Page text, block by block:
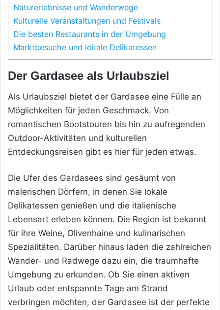
Naturerlebnisse und Wanderwege
Kulturelle Veranstaltungen und Festivals
Die besten Restaurants in der Umgebung
Marktbesuche und lokale Delikatessen
Der Gardasee als Urlaubsziel
Als Urlaubsziel bietet der Gardasee eine Fülle an
Möglichkeiten für jeden Geschmack. Von
romantischen Bootstouren bis hin zu aufregenden
Outdoor-Aktivitäten und kulturellen
Entdeckungsreisen gibt es hier für jeden etwas.
Die Ufer des Gardasees sind gesäumt von
malerischen Dörfern, in denen Sie lokale
Delikatessen genießen und die italienische
Lebensart erleben können. Die Region ist bekannt
für ihre Weine, Olivenhaine und kulinarischen
Spezialitäten. Darüber hinaus laden die zahlreichen
Wander- und Radwege dazu ein, die traumhafte
Umgebung zu erkunden. Ob Sie einen aktiven
Urlaub oder entspannte Tage am Strand
verbringen möchten, der Gardasee ist der perfekte